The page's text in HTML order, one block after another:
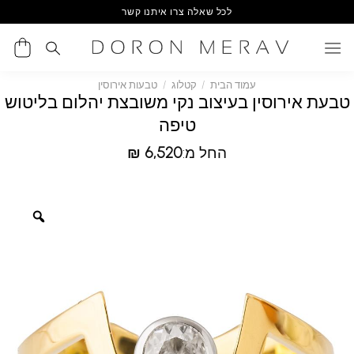
to
content
לכל שאלה צרו איתנו קשר
עמוד הבית / קטלוג / טבעות אירוסין
טבעת אירוסין בעיצוב נקי משובצת יהלום בליטוש
טיפה
החל מ: ₪ 6,520